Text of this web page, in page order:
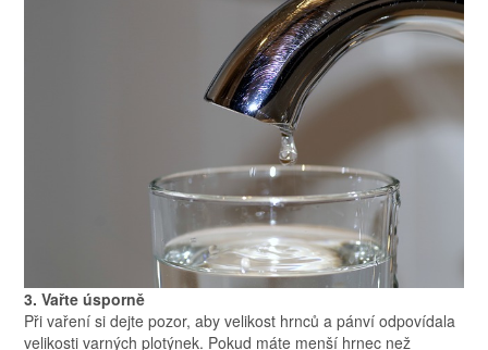
3. Vařte úsporně
Při vaření si dejte pozor, aby velikost hrnců a pánví odpovídala
velikosti varných plotýnek. Pokud máte menší hrnec než